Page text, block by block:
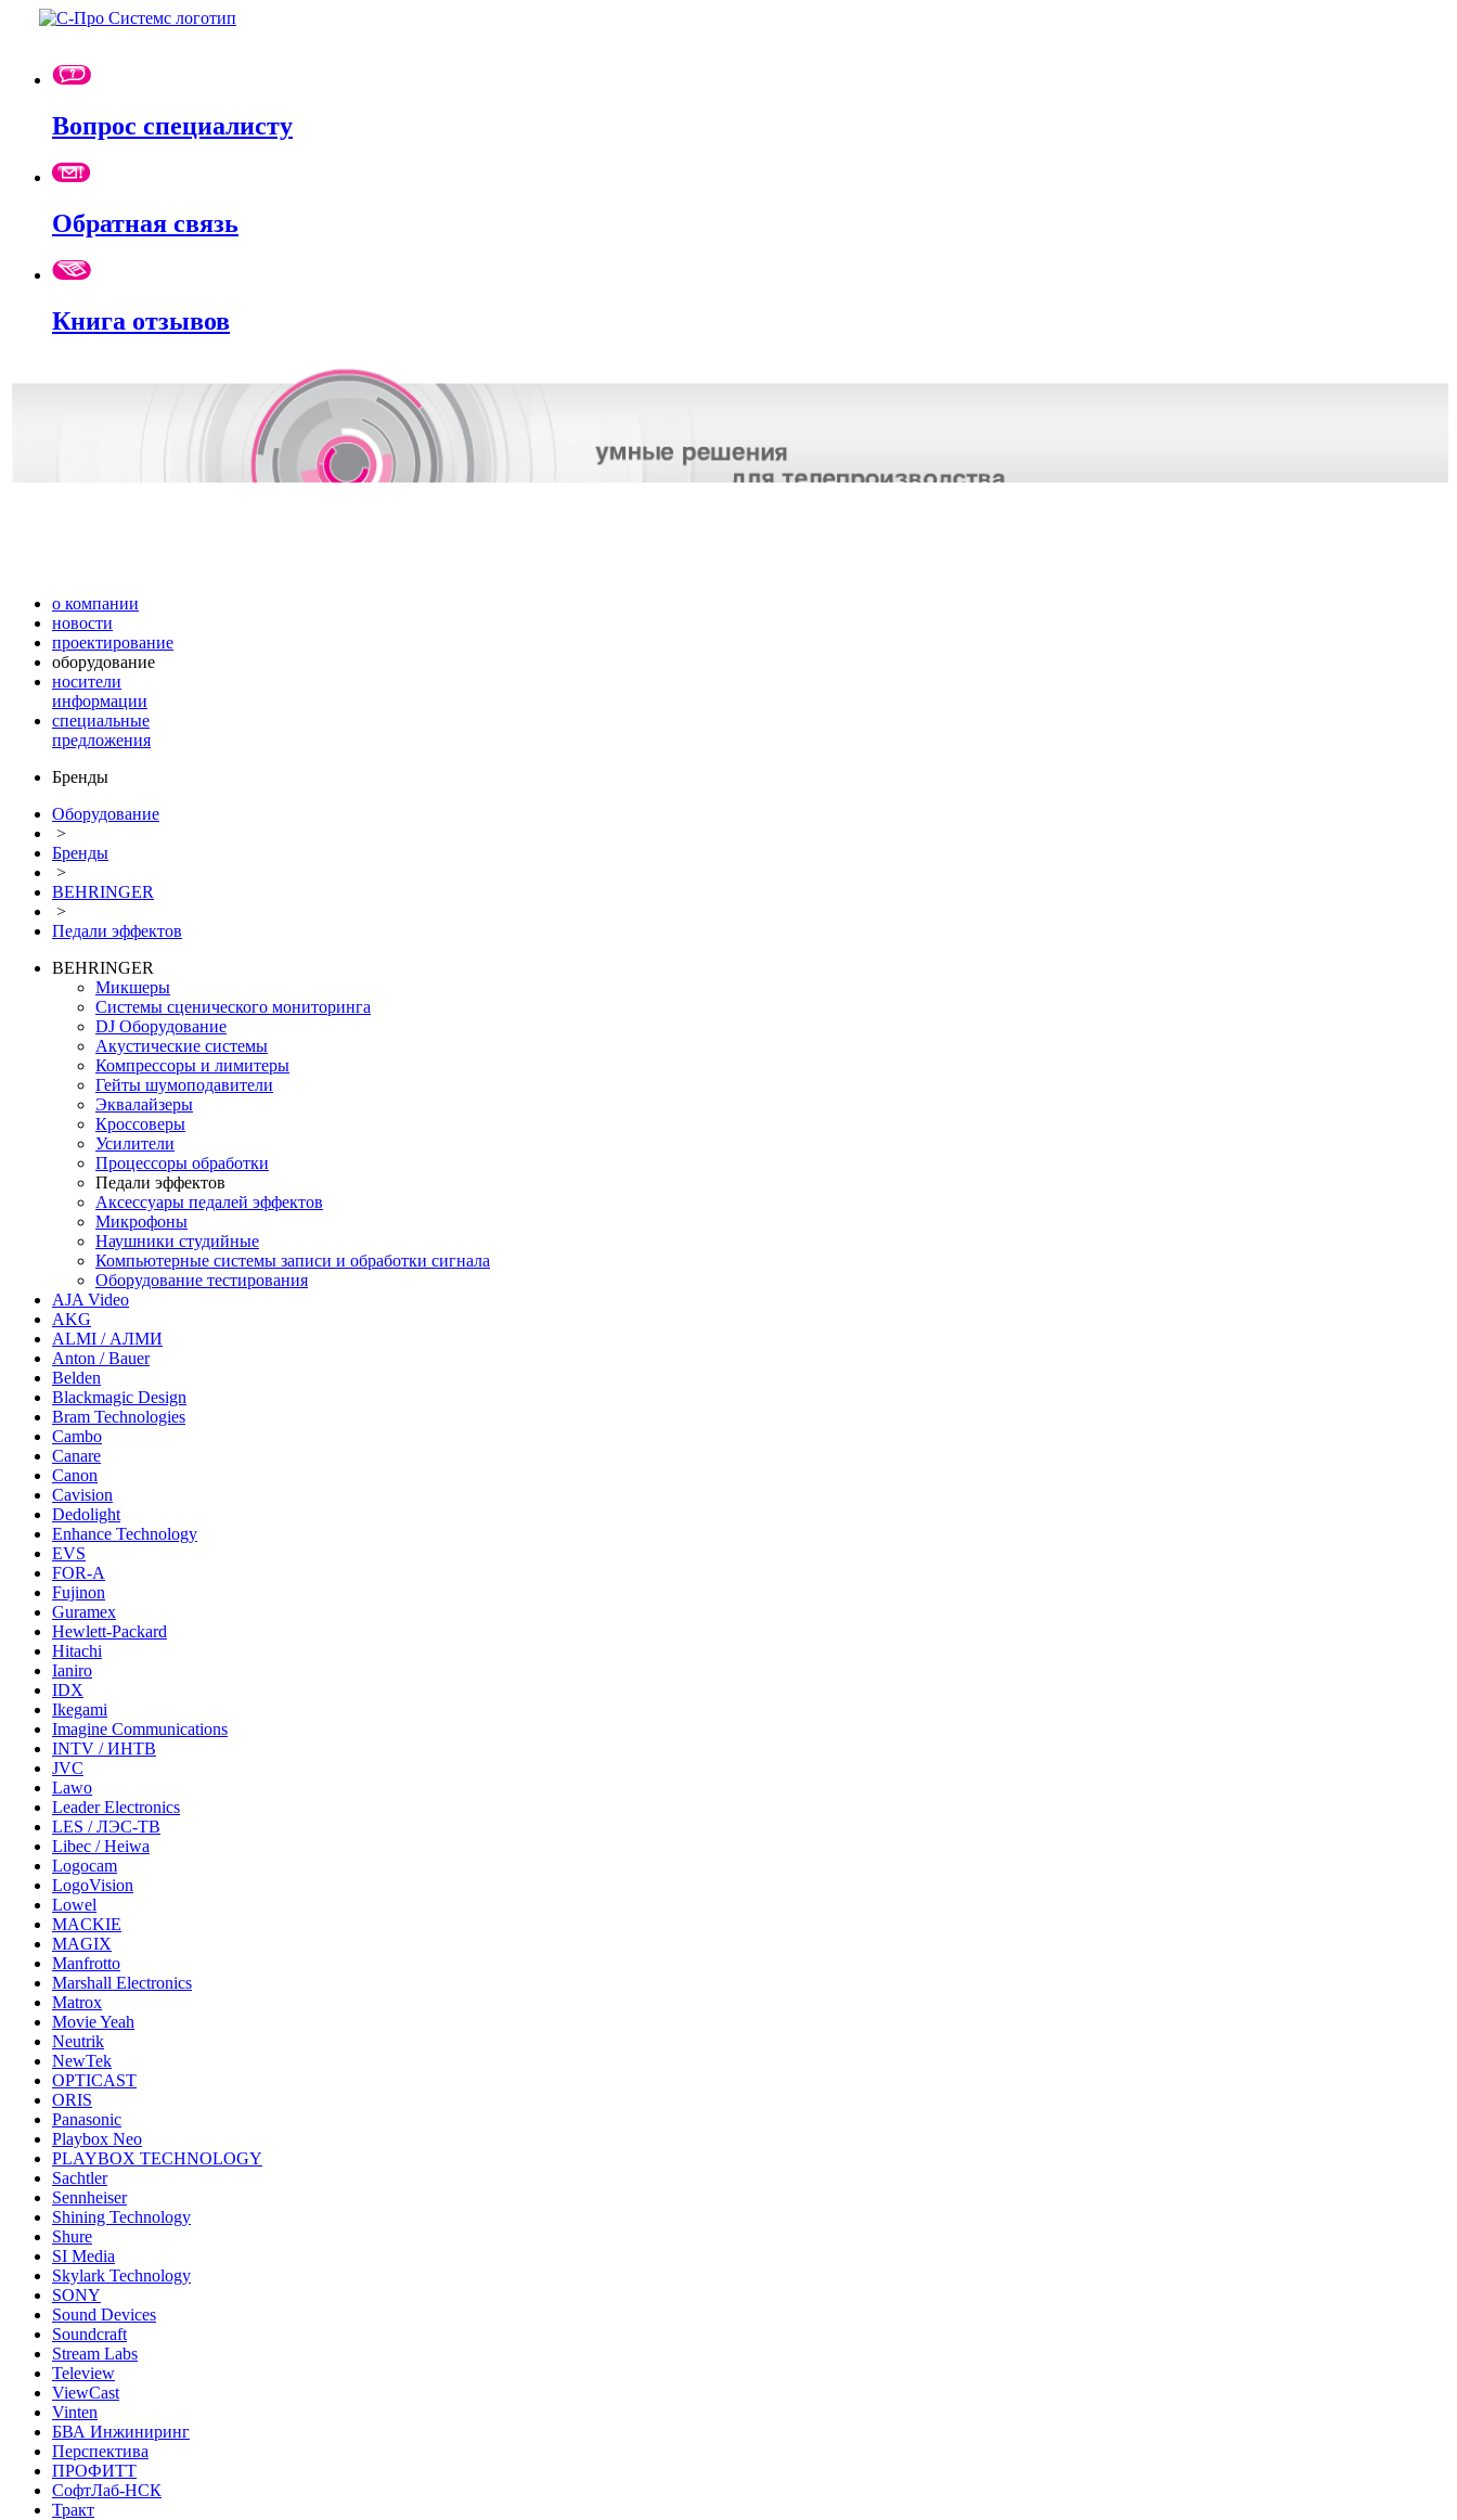
Вопрос специалисту
Обратная связь
Книга отзывов
о компании
новости
проектирование
оборудование
носители
информации
специальные
предложения
Бренды
Оборудование
>
Бренды
>
BEHRINGER
>
Педали эффектов
BEHRINGER
Микшеры
Системы сценического мониторинга
DJ Оборудование
Акустические системы
Компрессоры и лимитеры
Гейты шумоподавители
Эквалайзеры
Кроссоверы
Усилители
Процессоры обработки
Педали эффектов
Аксессуары педалей эффектов
Микрофоны
Наушники студийные
Компьютерные системы записи и обработки сигнала
Оборудование тестирования
AJA Video
AKG
ALMI / АЛМИ
Anton / Bauer
Belden
Blackmagic Design
Bram Technologies
Cambo
Canare
Canon
Cavision
Dedolight
Enhance Technology
EVS
FOR-A
Fujinon
Guramex
Hewlett-Packard
Hitachi
Ianiro
IDX
Ikegami
Imagine Communications
INTV / ИНТВ
JVC
Lawo
Leader Electronics
LES / ЛЭС-ТВ
Libec / Heiwa
Logocam
LogoVision
Lowel
MACKIE
MAGIX
Manfrotto
Marshall Electronics
Matrox
Movie Yeah
Neutrik
NewTek
OPTICAST
ORIS
Panasonic
Playbox Neo
PLAYBOX TECHNOLOGY
Sachtler
Sennheiser
Shining Technology
Shure
SI Media
Skylark Technology
SONY
Sound Devices
Soundcraft
Stream Labs
Teleview
ViewCast
Vinten
БВА Инжиниринг
Перспектива
ПРОФИТТ
СофтЛаб-НСК
Тракт